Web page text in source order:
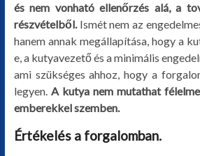
és nem vonható ellenőrzés alá, a
részvételből. Ismét nem az
hanem annak megállapítása, hogy a
e, a kutyavezető és a minimális
ami szükséges ahhoz, hogy a
legyen. A kutya nem mutathat
emberekkel szemben.
Értékelés a forgalomban.